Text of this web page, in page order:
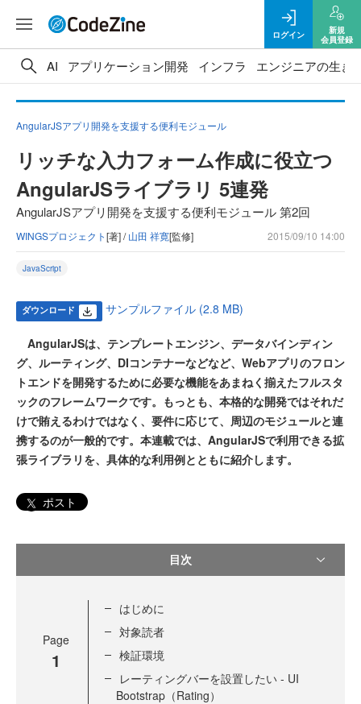
ログイン
新規
会員登録
AI アプリケーション開発 インフラ エンジニアの生き
AngularJSアプリ開発を支援する便利モジュール
リッチな入力フォーム作成に役立つ
AngularJSライブラリ 5連発
AngularJSアプリ開発を支援する便利モジュール 第2回
WINGSプロジェクト[著] /山田 祥寛[監修] 2015/09/10 14:00
JavaScript
ダウンロード サンプルファイル (2.8 MB)
AngularJSは、テンプレートエンジン、データバインディン
グ、ルーティング、DIコンテナーなどなど、Webアプリのフロン
トエンドを開発するために必要な機能をあまねく揃えたフルスタ
ックのフレームワークです。もっとも、本格的な開発ではそれだ
けで賄えるわけではなく、要件に応じて、周辺のモジュールと連
携するのが一般的です。本連載では、AngularJSで利用できる拡
張ライブラリを、具体的な利用例とともに紹介します。
ポスト
目次
Page
1
はじめに
対象読者
検証環境
レーティングバーを設置したい - UI
Bootstrap（Rating）